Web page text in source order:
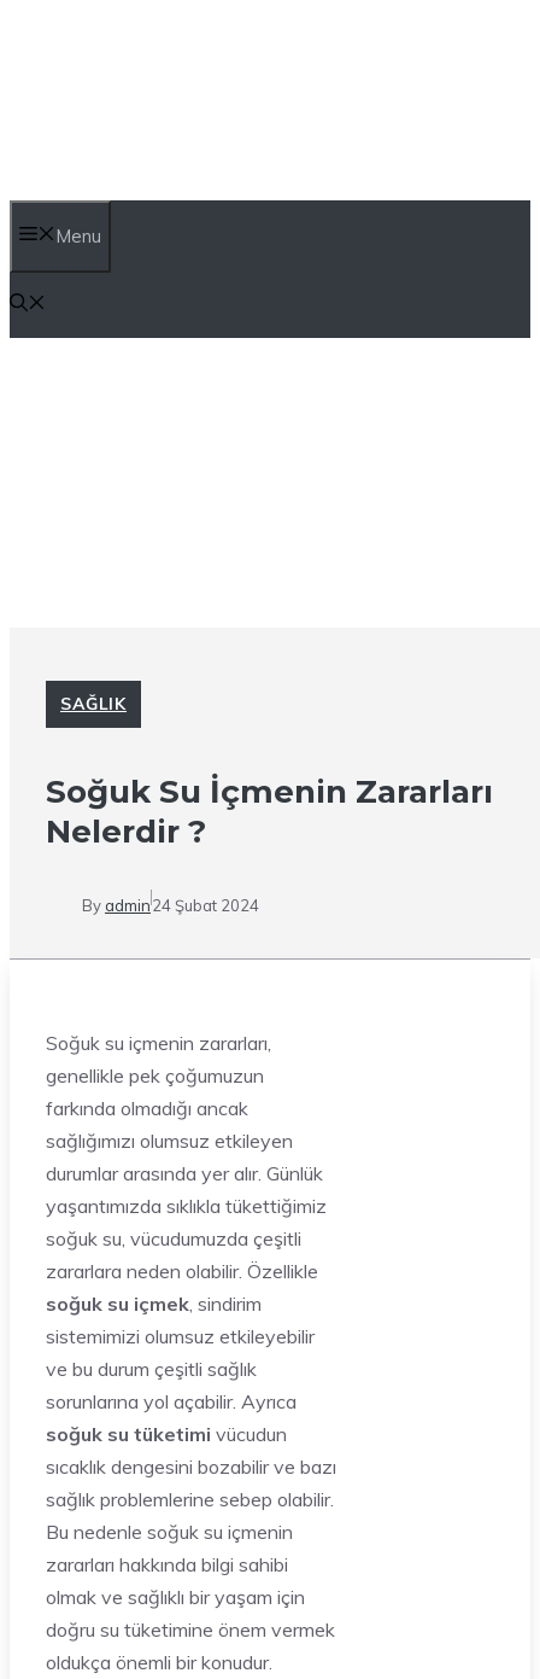
Menu
SAĞLIK
Soğuk Su İçmenin Zararları
Nelerdir ?
By admin24 Şubat 2024
Soğuk su içmenin zararları,
genellikle pek çoğumuzun
farkında olmadığı ancak
sağlığımızı olumsuz etkileyen
durumlar arasında yer alır. Günlük
yaşantımızda sıklıkla tükettiğimiz
soğuk su, vücudumuzda çeşitli
zararlara neden olabilir. Özellikle
soğuk su içmek , sindirim
sistemimizi olumsuz etkileyebilir
ve bu durum çeşitli sağlık
sorunlarına yol açabilir. Ayrıca
soğuk su tüketimi vücudun
sıcaklık dengesini bozabilir ve bazı
sağlık problemlerine sebep olabilir.
Bu nedenle soğuk su içmenin
zararları hakkında bilgi sahibi
olmak ve sağlıklı bir yaşam için
doğru su tüketimine önem vermek
oldukça önemli bir konudur.